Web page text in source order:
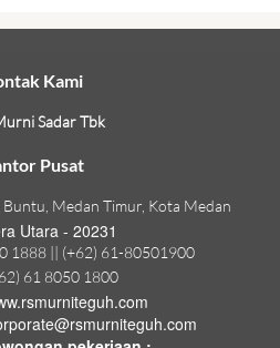
Kami
Sadar Tbk
Pusat
Buntu, Medan Timur, Kota Medan
Utara - 20231
1888 || (+62) 61-80501900
61 8050 1800